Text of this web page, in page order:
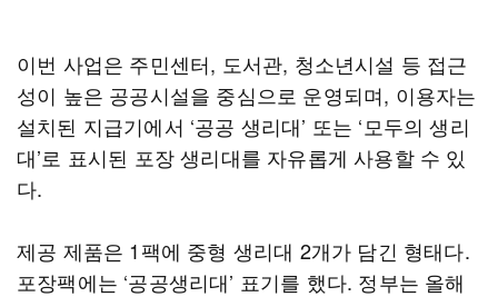
이번 사업은 주민센터, 도서관, 청소년시설 등 접근
성이 높은 공공시설을 중심으로 운영되며, 이용자는
설치된 지급기에서 ‘공공 생리대’ 또는 ‘모두의 생리
대’로 표시된 포장 생리대를 자유롭게 사용할 수 있
다.
제공 제품은 1팩에 중형 생리대 2개가 담긴 형태다.
포장팩에는 ‘공공생리대’ 표기를 했다. 정부는 올해